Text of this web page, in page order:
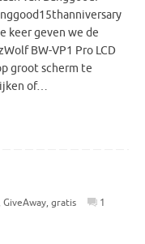
keer geven we de
BW-VP1 Pro LCD
groot scherm te
of…
GiveAway, gratis 1